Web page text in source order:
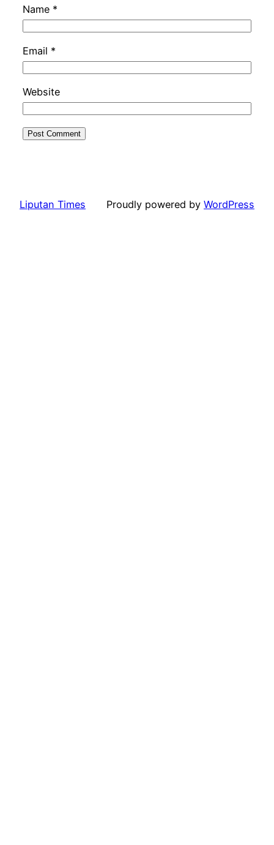
Name *
Email *
Website
Liputan Times Proudly powered by WordPress